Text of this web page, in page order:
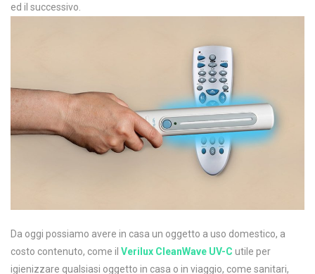
ed il successivo.
Da oggi possiamo avere in casa un oggetto a uso domestico, a
costo contenuto, come il Verilux CleanWave UV-C utile per
igienizzare qualsiasi oggetto in casa o in viaggio, come sanitari,